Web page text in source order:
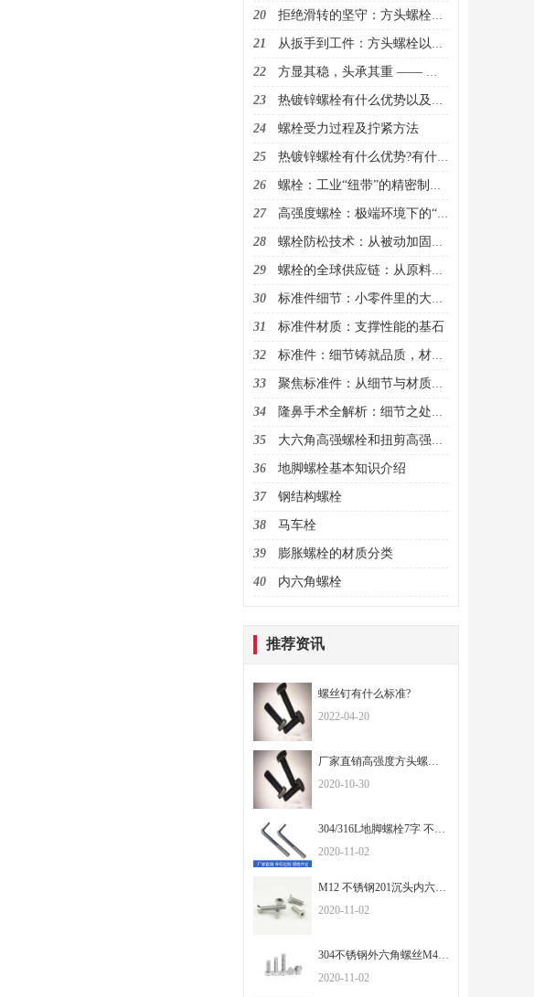
20 拒绝滑转的坚守：方头螺栓的独特设计，承载千斤之力
21 从扳手到工件：方头螺栓以棱角为证，筑牢连接的根基
22 方显其稳，头承其重 —— 解密方头螺栓的工业实用哲学
23 热镀锌螺栓有什么优势以及用途？
24 螺栓受力过程及拧紧方法
25 热镀锌螺栓有什么优势?有什么用途？
26 螺栓：工业“纽带”的精密制造与多元应用
27 高强度螺栓：极端环境下的“钢铁卫士”
28 螺栓防松技术：从被动加固到主动监测的进化
29 螺栓的全球供应链：从原料到终端的协同网络
30 标准件细节：小零件里的大乾坤
31 标准件材质：支撑性能的基石
32 标准件：细节铸就品质，材质决定性能
33 聚焦标准件：从细节与材质洞察品质奥秘
34 隆鼻手术全解析：细节之处成就精致美鼻
35 大六角高强螺栓和扭剪高强螺栓的区别
36 地脚螺栓基本知识介绍
37 钢结构螺栓
38 马车栓
39 膨胀螺栓的材质分类
40 内六角螺栓
推荐资讯
螺丝钉有什么标准?
2022-04-20
厂家直销高强度方头螺丝方头螺栓
2020-10-30
304/316L地脚螺栓7字 不锈钢9字预埋螺丝 GB799地脚栓机械螺丝M20
2020-11-02
M12 不锈钢201沉头内六角机螺钉 平头内六角螺丝 DIN7991厂家直销
2020-11-02
304不锈钢外六角螺丝M4|M5|M6|M8 DIN933厂家批发全牙六角螺栓
2020-11-02